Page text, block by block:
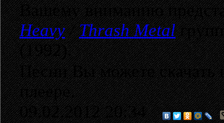
Вашему вниманию
Heavy/Thrash Metal
(1992).
Песни Вы можете
плеере.
09.02.2012 20:34